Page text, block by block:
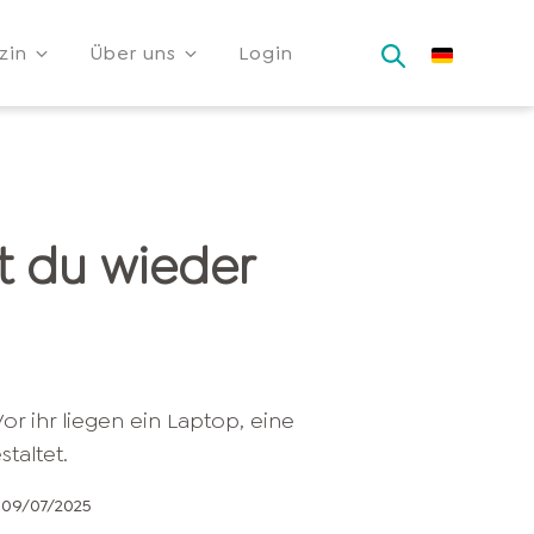
Über uns Login
du wieder
09/07/2025